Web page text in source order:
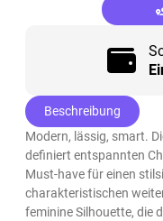
Beschreibung
Modern, lässig, smart.
definiert entspannten
Must-have für einen
charakteristischen
feminine Silhouette, die